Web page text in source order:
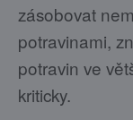
zásobovat
potravinami,
potravin ve
kriticky.